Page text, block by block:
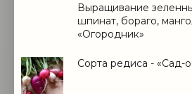
Выращивание
шпинат, бораго,
«Огородник»
Сорта редиса - «Сад-